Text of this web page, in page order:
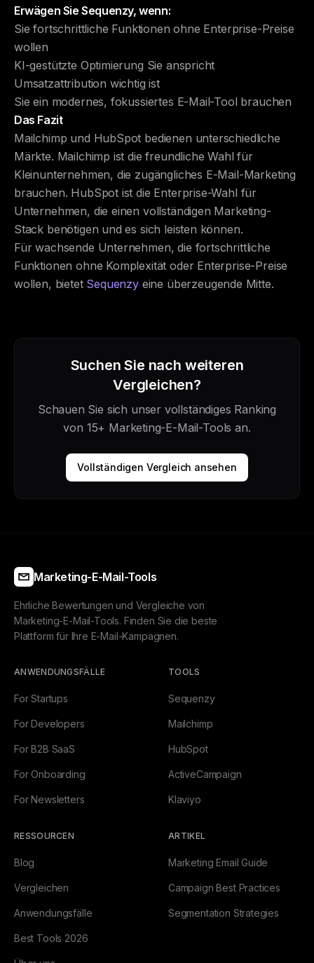
Erwägen Sie Sequenzy, wenn:
Sie fortschrittliche Funktionen ohne Enterprise-Preise
wollen
KI-gestützte Optimierung Sie anspricht
Umsatzattribution wichtig ist
Sie ein modernes, fokussiertes E-Mail-Tool brauchen
Das Fazit
Mailchimp und HubSpot bedienen unterschiedliche
Märkte. Mailchimp ist die freundliche Wahl für
Kleinunternehmen, die zugängliches E-Mail-Marketing
brauchen. HubSpot ist die Enterprise-Wahl für
Unternehmen, die einen vollständigen Marketing-
Stack benötigen und es sich leisten können.
Für wachsende Unternehmen, die fortschrittliche
Funktionen ohne Komplexität oder Enterprise-Preise
wollen, bietet Sequenzyeine überzeugende Mitte.
Suchen Sie nach weiteren
Vergleichen?
Schauen Sie sich unser vollständiges Ranking
von 15+ Marketing-E-Mail-Tools an.
Vollständigen Vergleich ansehen
Marketing-E-Mail-Tools
Ehrliche Bewertungen und Vergleiche von
Marketing-E-Mail-Tools. Finden Sie die beste
Plattform für Ihre E-Mail-Kampagnen.
ANWENDUNGSFÄLLE
For Startups
For Developers
For B2B SaaS
For Onboarding
For Newsletters
TOOLS
Sequenzy
Mailchimp
HubSpot
ActiveCampaign
Klaviyo
RESSOURCEN
Blog
Vergleichen
Anwendungsfälle
Best Tools 2026
ARTIKEL
Marketing Email Guide
Campaign Best Practices
Segmentation Strategies